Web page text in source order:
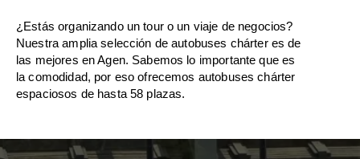
¿Estás organizando un tour o un viaje de negocios?
Nuestra amplia selección de autobuses chárter es de
las mejores en Agen. Sabemos lo importante que es
la comodidad, por eso ofrecemos autobuses chárter
espaciosos de hasta 58 plazas.